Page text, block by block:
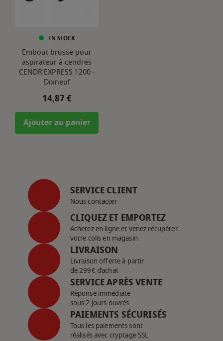
EN STOCK
Embout brosse pour
aspirateur à cendres
CENDR'EXPRESS 1200 -
Dixneuf
Prix
14,87 €
Ajouter au panier
SERVICE CLIENT
Nous contacter
CLIQUEZ ET EMPORTEZ
Achetez en ligne et venez récupérer
votre colis en magasin
LIVRAISON
Livraison offerte à partir
de 299€ d’achat
SERVICE APRÈS VENTE
Réponse immédiate
sous 2 jours ouvrés
PAIEMENTS SÉCURISÉS
Tous les paiements sont
réalisés avec cryptage SSL